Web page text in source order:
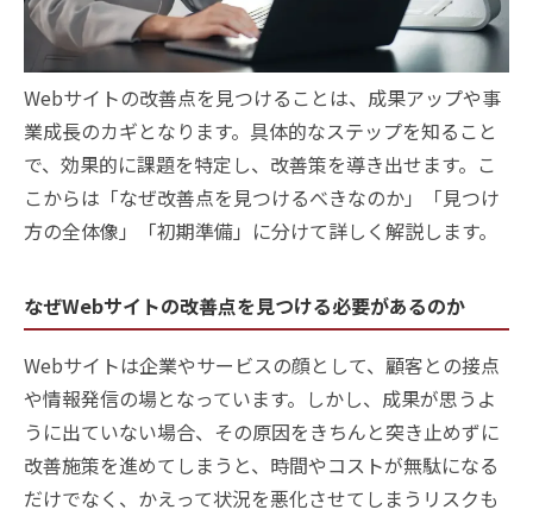
Webサイトの改善点を見つけることは、成果アップや事
業成長のカギとなります。具体的なステップを知ること
で、効果的に課題を特定し、改善策を導き出せます。こ
こからは「なぜ改善点を見つけるべきなのか」「見つけ
方の全体像」「初期準備」に分けて詳しく解説します。
なぜWebサイトの改善点を見つける必要があるのか
Webサイトは企業やサービスの顔として、顧客との接点
や情報発信の場となっています。しかし、成果が思うよ
うに出ていない場合、その原因をきちんと突き止めずに
改善施策を進めてしまうと、時間やコストが無駄になる
だけでなく、かえって状況を悪化させてしまうリスクも